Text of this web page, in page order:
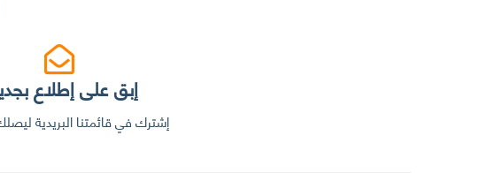
إبق على إطلاع
إشترك في قائمتنا البريدية